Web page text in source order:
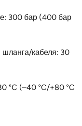
300 бар (400 бар
шланга/кабеля: 30
°C (–40 °C/+80 °C